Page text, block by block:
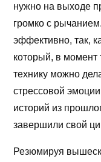
нужно на выходе
громко с
эффективно, так,
который, в момент
технику можно
стрессовой
историй из
завершили свой
Резюмируя